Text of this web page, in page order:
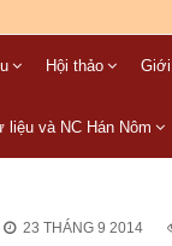
Hội thảo
liệu và NC Hán Nôm
23 THÁNG 9 2014